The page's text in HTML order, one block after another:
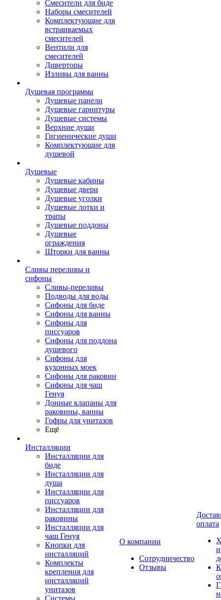
Смесители для биде
Наборы смесителей
Комплектующие для
встраиваемых
смесителей
Вентили для
смесителей
Диверторы
Изливы для ванны
Душевая программа
Душевые панели
Душевые гарнитуры
Душевые системы
Верхние души
Гигиенические души
Комплектующие для
душевой
Душевые
Душевые кабины
Душевые двери
Душевые уголки
Душевые лотки и
трапы
Душевые поддоны
Душевые
ограждения
Шторки для ванны
Сливы переливы и
сифоны
Сливы-переливы
Подводы для воды
Сифоны для биде
Сифоны для ванны
Сифоны для
писсуаров
Сифоны для поддона
душевого
Сифоны для
кухонных моек
Сифоны для раковин
Сифоны для чаш
Генуя
Донные клапаны для
раковины, ванны
Гофры для унитазов
Ещё
Инсталляции
Инсталляции для
биде
Инсталляции для
душа
Инсталляции для
писсуаров
Инсталляции для
раковины
Инсталляции для
чаш Генуя
Кнопки для
инсталляций
Комплекты
крепления для
инсталляций
унитазов
Системы
О компании
Сотрудничество
Отзывы
оплата
и